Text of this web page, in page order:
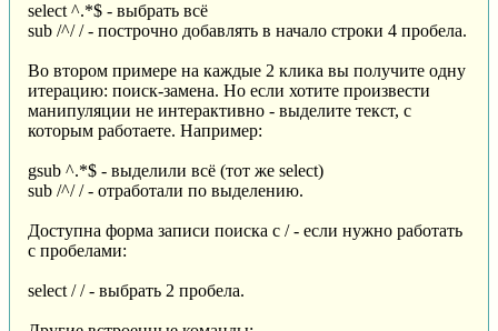
select ^.*$ - выбрать всё
sub /^/ / - построчно добавлять в начало строки 4 пробела.
Во втором примере на каждые 2 клика вы получите одну
итерацию: поиск-замена. Но если хотите произвести
манипуляции не интерактивно - выделите текст, с
которым работаете. Например:
gsub ^.*$ - выделили всё (тот же select)
sub /^/ / - отработали по выделению.
Доступна форма записи поиска с / - если нужно работать
с пробелами:
select / / - выбрать 2 пробела.